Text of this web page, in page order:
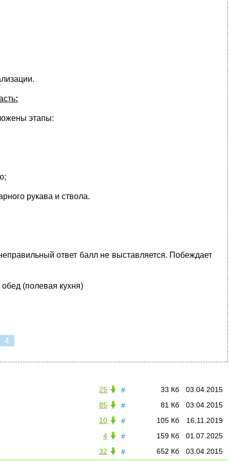
:
этапы:
рукава и ствола.
ответ балл не выставляется. Побеждает
(полевая кухня)
4
# 03.04.2015
33 Кб
25
#
03.04.2015
81 Кб
85
#
16.11.2019
105 Кб
10
#
01.07.2025
159 Кб
4
#
03.04.2015
652 Кб
32